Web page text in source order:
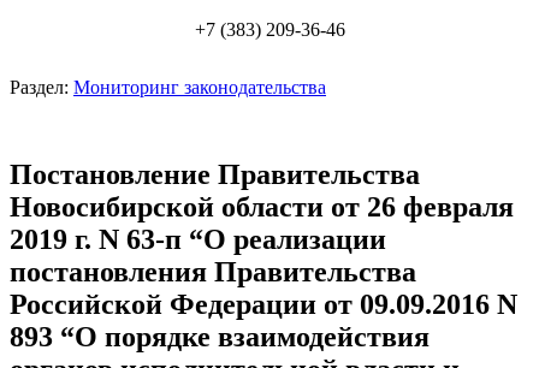
+7 (383) 209-36-46
Раздел: Мониторинг законодательства
Постановление Правительства
Новосибирской области от 26 февраля
2019 г. N 63-п “О реализации
постановления Правительства
Российской Федерации от 09.09.2016 N
893 “О порядке взаимодействия